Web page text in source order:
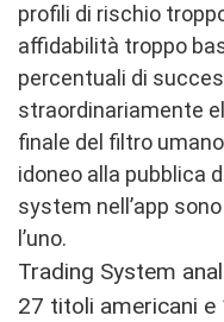
profili di rischio
affidabilità troppo
percentuali di
straordinariamente
finale del filtro
idoneo alla pubblica
system nell’app
l’uno.
Trading System
27 titoli americani e